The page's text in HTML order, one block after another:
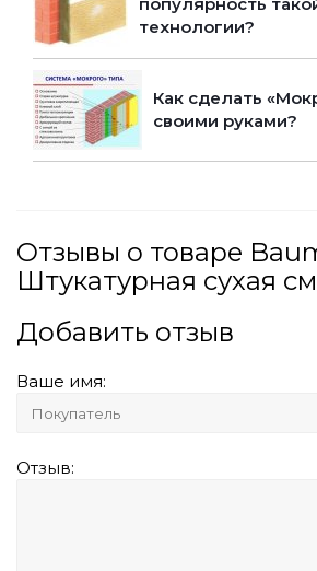
технологии?
Как сделать
своими руками?
Отзывы о товаре
Штукатурная сухая
Добавить отзыв
Ваше имя:
Отзыв: